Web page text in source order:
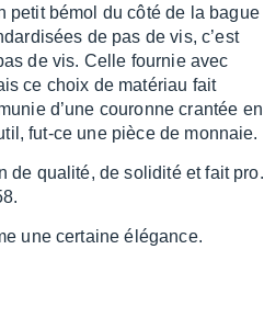
petit bémol du côté de la bague
de pas de vis, c’est
de vis. Celle four­nie avec
ce choix de maté­riau fait
d’une couronne cran­tée en
fut-ce une pièce de monnaie.
de qualité, de soli­dité et fait pro.
une certaine élégance.